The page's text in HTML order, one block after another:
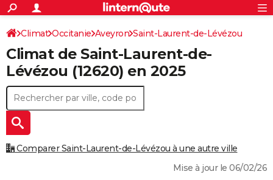
ACTUALITÉS
Politique
Société
Faits Divers
Education
Monde
Villes
+
SPORT
Coupe du monde 2026
Football
Tennis
Cyclisme
Rugby
Forum
CULTURE
Programme TV
TNT
Streaming
Cinéma
Sorties cinéma
Musique
+
FINANCE
Retraite
Impôts
Epargne
Immobilier
Risques naturels par ville
Banque
Assurance
Crédit
AUTO
Essais
Réserver un essai
Citadines
Berlines
SUV
Forum auto
+
HIGH-TECH
Rechercher
S'inscrire
Connexion
Climat Occitanie Aveyron Saint-Laurent-de-Lévézou
Climat de Saint-Laurent-de-
Lévézou (12620) en 2025
Comparer Saint-Laurent-de-Lévézou à une autre ville
Mise à jour le 06/02/26